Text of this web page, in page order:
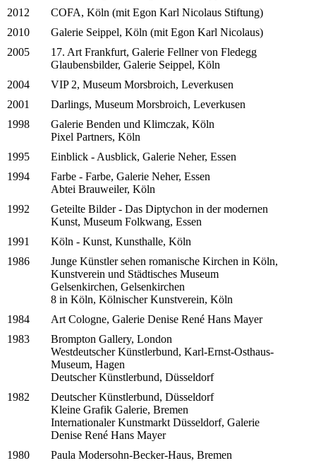
2012
COFA, Köln (mit Egon Karl Nicolaus Stiftung)
2010
Galerie Seippel, Köln (mit Egon Karl Nicolaus)
2005
17. Art Frankfurt, Galerie Fellner von Fledegg
Glaubensbilder, Galerie Seippel, Köln
2004
VIP 2, Museum Morsbroich, Leverkusen
2001
Darlings, Museum Morsbroich, Leverkusen
1998
Galerie Benden und Klimczak, Köln
Pixel Partners, Köln
1995
Einblick - Ausblick, Galerie Neher, Essen
1994
Farbe - Farbe, Galerie Neher, Essen
Abtei Brauweiler, Köln
1992
Geteilte Bilder - Das Diptychon in der modernen
Kunst, Museum Folkwang, Essen
1991
Köln - Kunst, Kunsthalle, Köln
1986
Junge Künstler sehen romanische Kirchen in Köln,
Kunstverein und Städtisches Museum
Gelsenkirchen, Gelsenkirchen
8 in Köln, Kölnischer Kunstverein, Köln
1984
Art Cologne, Galerie Denise René Hans Mayer
1983
Brompton Gallery, London
Westdeutscher Künstlerbund, Karl-Ernst-Osthaus-
Museum, Hagen
Deutscher Künstlerbund, Düsseldorf
1982
Deutscher Künstlerbund, Düsseldorf
Kleine Grafik Galerie, Bremen
Internationaler Kunstmarkt Düsseldorf, Galerie
Denise René Hans Mayer
1980
Paula Modersohn-Becker-Haus, Bremen